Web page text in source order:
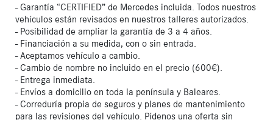
- Garantía “CERTIFIED” de Mercedes incluida. Todos nuestros
vehículos están revisados en nuestros talleres autorizados.
- Posibilidad de ampliar la garantía de 3 a 4 años.
- Financiación a su medida, con o sin entrada.
- Aceptamos vehículo a cambio.
- Cambio de nombre no incluido en el precio (600€).
- Entrega inmediata.
- Envíos a domicilio en toda la península y Baleares.
- Correduría propia de seguros y planes de mantenimiento
para las revisiones del vehículo. Pídenos una oferta sin